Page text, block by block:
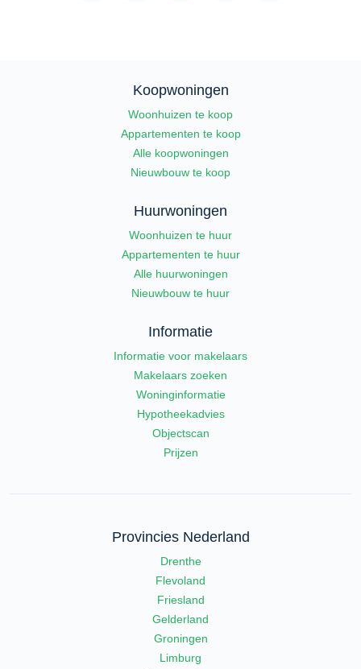
Koopwoningen
Woonhuizen te koop
Appartementen te koop
Alle koopwoningen
Nieuwbouw te koop
Huurwoningen
Woonhuizen te huur
Appartementen te huur
Alle huurwoningen
Nieuwbouw te huur
Informatie
Informatie voor makelaars
Makelaars zoeken
Woninginformatie
Hypotheekadvies
Objectscan
Prijzen
Provincies Nederland
Drenthe
Flevoland
Friesland
Gelderland
Groningen
Limburg